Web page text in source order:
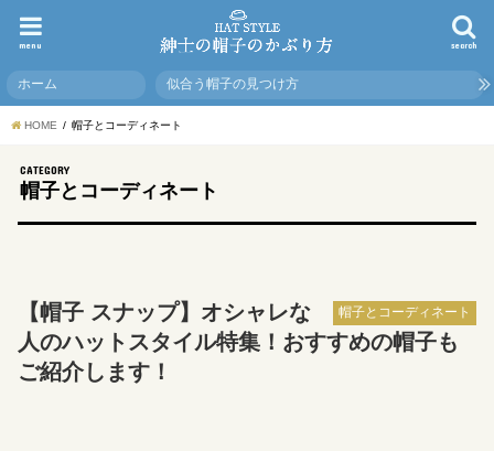
search
menu
ホーム 似合う帽子の見つけ方
HOME 帽子とコーディネート
CATEGORY
帽子とコーディネート
帽子とコーディネート
【帽子 スナップ】オシャレな
人のハットスタイル特集！おすすめの帽子も
ご紹介します！